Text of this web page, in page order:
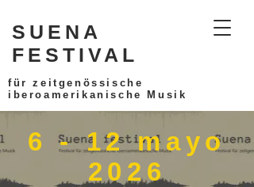
SUENA
FESTIVAL
für zeitgenössische
iberoamerikanische Musik
6 - 12 mayo
2026